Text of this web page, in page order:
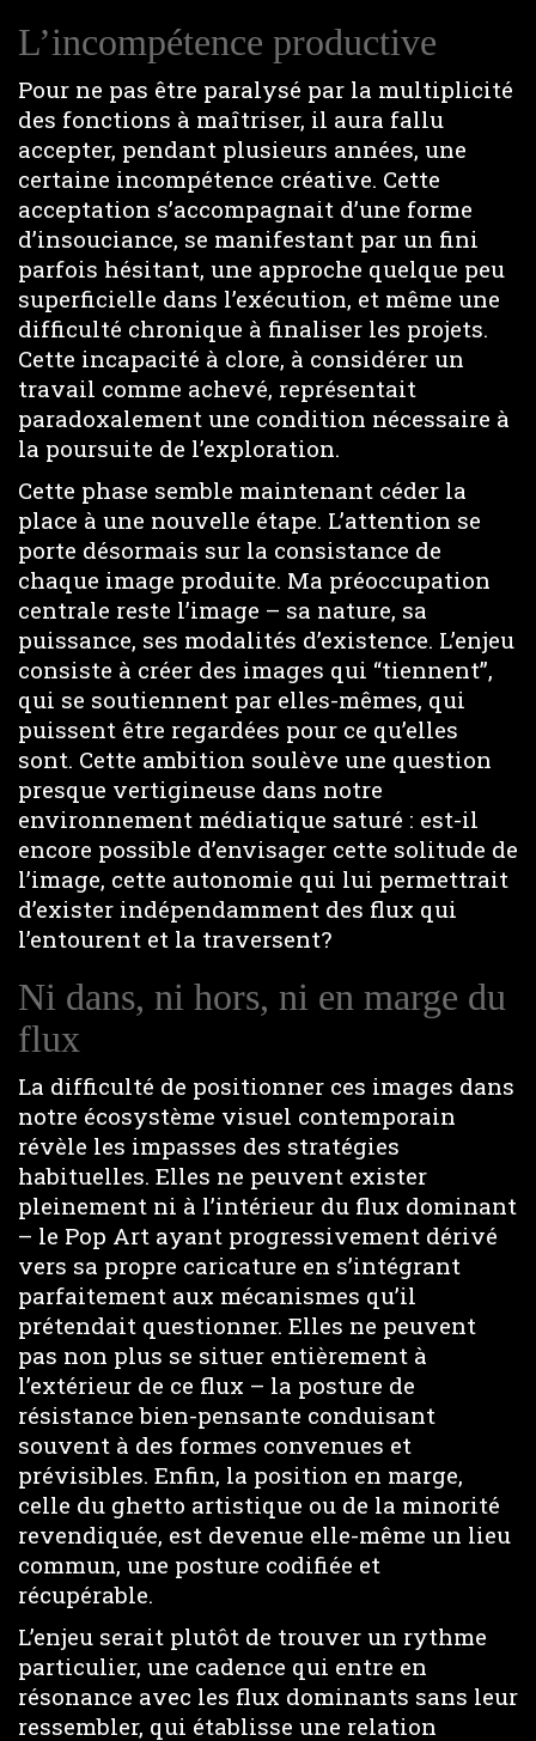
L’incompétence productive
Pour ne pas être paralysé par la multiplicité
des fonctions à maîtriser, il aura fallu
accepter, pendant plusieurs années, une
certaine incompétence créative. Cette
acceptation s’accompagnait d’une forme
d’insouciance, se manifestant par un fini
parfois hésitant, une approche quelque peu
superficielle dans l’exécution, et même une
difficulté chronique à finaliser les projets.
Cette incapacité à clore, à considérer un
travail comme achevé, représentait
paradoxalement une condition nécessaire à
la poursuite de l’exploration.
Cette phase semble maintenant céder la
place à une nouvelle étape. L’attention se
porte désormais sur la consistance de
chaque image produite. Ma préoccupation
centrale reste l’image – sa nature, sa
puissance, ses modalités d’existence. L’enjeu
consiste à créer des images qui “tiennent”,
qui se soutiennent par elles-mêmes, qui
puissent être regardées pour ce qu’elles
sont. Cette ambition soulève une question
presque vertigineuse dans notre
environnement médiatique saturé : est-il
encore possible d’envisager cette solitude de
l’image, cette autonomie qui lui permettrait
d’exister indépendamment des flux qui
l’entourent et la traversent?
Ni dans, ni hors, ni en marge du
flux
La difficulté de positionner ces images dans
notre écosystème visuel contemporain
révèle les impasses des stratégies
habituelles. Elles ne peuvent exister
pleinement ni à l’intérieur du flux dominant
– le Pop Art ayant progressivement dérivé
vers sa propre caricature en s’intégrant
parfaitement aux mécanismes qu’il
prétendait questionner. Elles ne peuvent
pas non plus se situer entièrement à
l’extérieur de ce flux – la posture de
résistance bien-pensante conduisant
souvent à des formes convenues et
prévisibles. Enfin, la position en marge,
celle du ghetto artistique ou de la minorité
revendiquée, est devenue elle-même un lieu
commun, une posture codifiée et
récupérable.
L’enjeu serait plutôt de trouver un rythme
particulier, une cadence qui entre en
résonance avec les flux dominants sans leur
ressembler, qui établisse une relation